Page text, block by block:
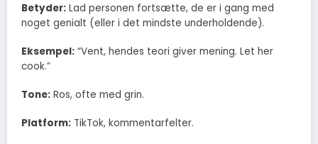
Betyder: Lad personen fortsætte, de er i gang med
noget genialt (eller i det mindste underholdende).
Eksempel: “Vent, hendes teori giver mening. Let her
cook.”
Tone: Ros, ofte med grin.
Platform: TikTok, kommentarfelter.